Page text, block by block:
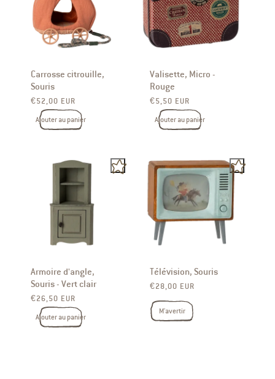
Carrosse citrouille,
Souris
Prix ​​habituel
€52,00 EUR
Ajouter au panier
Valisette, Micro -
Rouge
Prix ​​habituel
€5,50 EUR
Ajouter au panier
Armoire d'angle,
Souris - Vert clair
Prix ​​habituel
€26,50 EUR
Ajouter au panier
Télévision, Souris
Prix ​​habituel
€28,00 EUR
M'avertir